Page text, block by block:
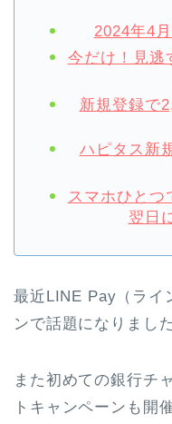
2024年4
今だけ！見逃
新規登録で
ハピタス新
スマホひと
翌日
最近LINE Pay（ライ
ンで話題になりました
また初めての銀行チ
トキャンペーンも開